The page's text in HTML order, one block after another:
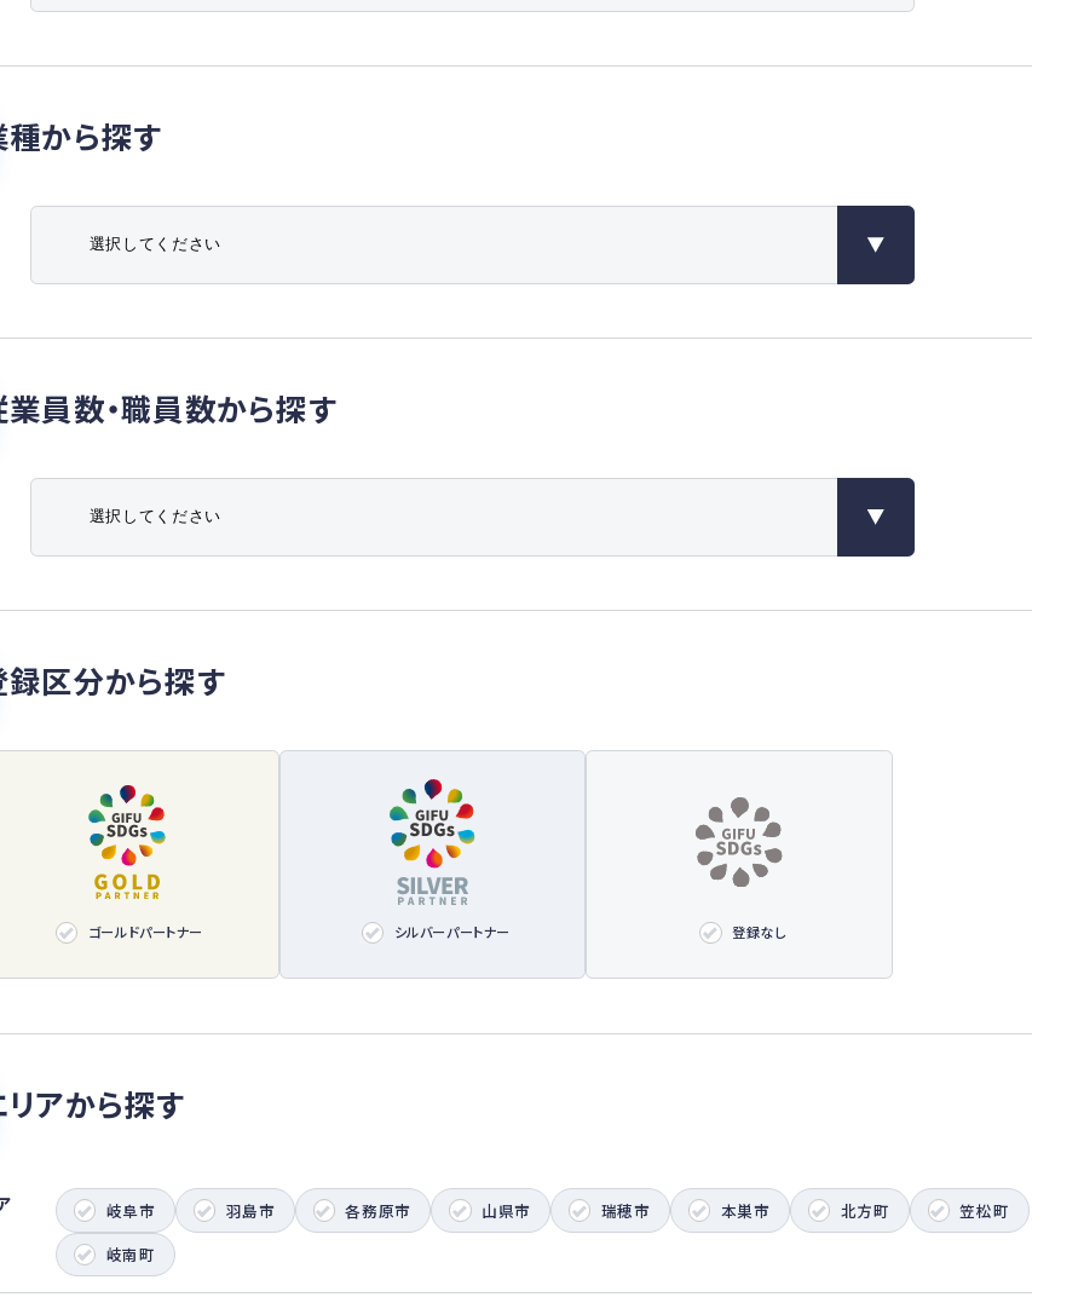
種から探す
員数・職員数から探す
録区分から探す
ゴールドパートナー シルバーパートナー 登録なし
アから探す
岐阜市 羽島市 各務原市 山県市 瑞穂市 本巣市 北方町
笠松町
岐南町